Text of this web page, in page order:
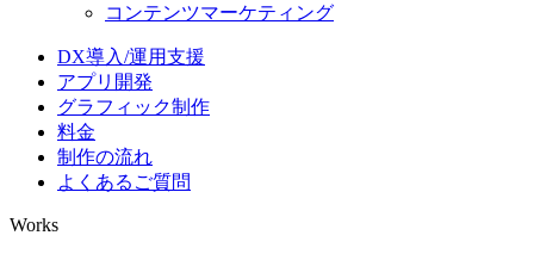
コンテンツマーケティング
DX導入/運用支援
アプリ開発
グラフィック制作
料金
制作の流れ
よくあるご質問
Works